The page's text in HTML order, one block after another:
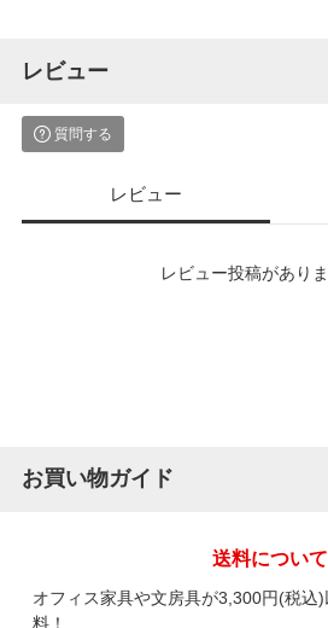
レビュー
質問する
レビュー
レビュー投稿がありま
お買い物ガイド
送料について
オフィス家具や文房具が3,300円(税込
料！